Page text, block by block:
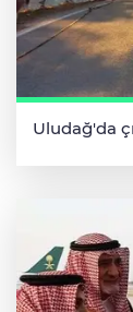
Uludağ'da